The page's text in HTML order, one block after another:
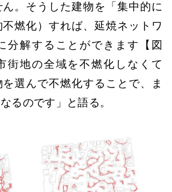
。そうした建物を「集中的に
燃化）すれば、延焼ネットワ
分解することができます【図
街地の全域を不燃化しなくて
選んで不燃化することで、ま
るのです」と語る。